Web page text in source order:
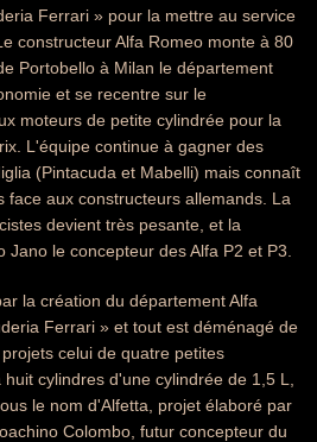
Ferrari » pour la mettre au service
constructeur Alfa Romeo monte à 80
Portobello à Milan le département
et se recentre sur le
moteurs de petite cylindrée pour la
L'équipe continue à gagner des
(Pintacuda et Mabelli) mais connaît
face aux constructeurs allemands. La
devient très pesante, et la
Jano le concepteur des Alfa P2 et P3.
la création du département Alfa
Ferrari » et tout est déménagé de
celui de quatre petites
cylindres d'une cylindrée de 1,5 L,
le nom d'Alfetta, projet élaboré par
Colombo, futur concepteur du